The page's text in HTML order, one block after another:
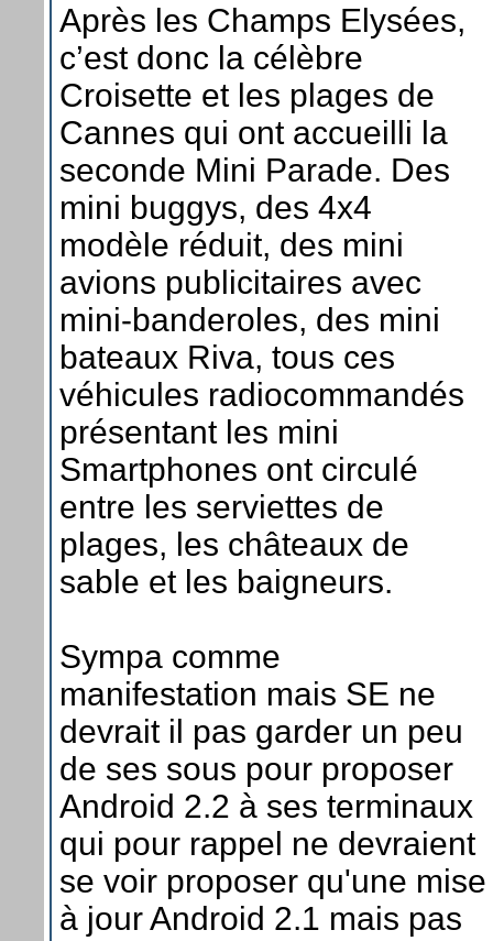
Après les Champs Elysées,
c’est donc la célèbre
Croisette et les plages de
Cannes qui ont accueilli la
seconde Mini Parade. Des
mini buggys, des 4x4
modèle réduit, des mini
avions publicitaires avec
mini-banderoles, des mini
bateaux Riva, tous ces
véhicules radiocommandés
présentant les mini
Smartphones ont circulé
entre les serviettes de
plages, les châteaux de
sable et les baigneurs.
Sympa comme
manifestation mais SE ne
devrait il pas garder un peu
de ses sous pour proposer
Android 2.2 à ses terminaux
qui pour rappel ne devraient
se voir proposer qu'une mise
à jour Android 2.1 mais pas